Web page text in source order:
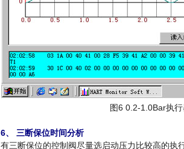
图6 0.2-1.0Bar执
6、 三断保位时间分析
有三断保位的控制阀尽量选启动压力比较高的执